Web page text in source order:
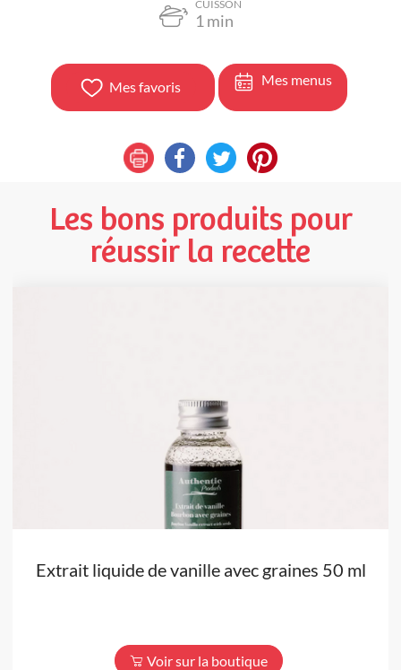
CUISSON
1 min
Mes favoris Mes menus
Les bons produits pour
réussir la recette
Extrait liquide de vanille avec graines 50 ml
Voir sur la boutique